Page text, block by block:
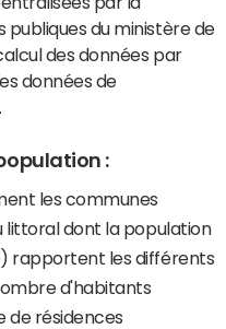
publiques du ministère de
des données par
données de
:
les communes
littoral dont la population
rapportent les différents
d'habitants
de résidences